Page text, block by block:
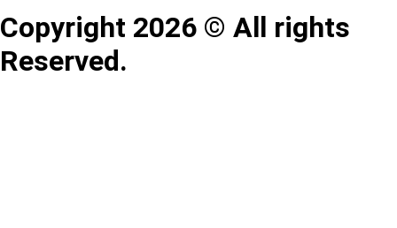
Copyright 2026 © All rights
Reserved.